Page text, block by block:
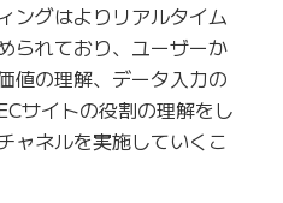
ングはよりリアルタイム
られており、ユーザーか
値の理解、データ入力の
サイトの役割の理解をし
ャネルを実施していくこ